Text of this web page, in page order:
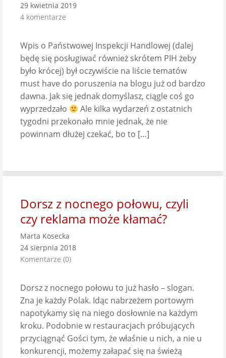
29 kwietnia 2019
4 komentarze
Wpis o Państwowej Inspekcji Handlowej (dalej
będę się posługiwać również skrótem PIH żeby
było krócej) był oczywiście na liście tematów
must have do poruszenia na blogu już od bardzo
dawna. Jak się jednak domyślasz, ciągle coś go
wyprzedzało
Ale kilka wydarzeń z ostatnich
tygodni przekonało mnie jednak, że nie
powinnam dłużej czekać, bo to […]
Dorsz z nocnego połowu, czyli
czy reklama może kłamać?
Marta Kosecka
24 sierpnia 2018
Komentarze (0)
Dorsz z nocnego połowu to już hasło – slogan.
Zna je każdy Polak. Idąc nabrzeżem portowym
napotykamy się na niego dosłownie na każdym
kroku. Podobnie w restauracjach próbujących
przyciągnąć Gości tym, że właśnie u nich, a nie u
konkurencji, możemy załapać się na świeżą